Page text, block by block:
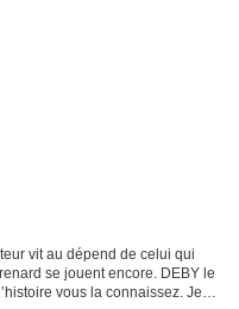
vit au dépend de celui qui
se jouent encore. DEBY le
vous la connaissez. Je